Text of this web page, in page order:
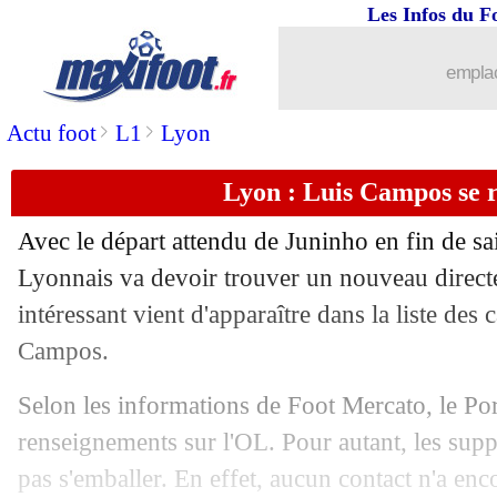
Actu foot> L1 > Lyon
Les Infos du
Lyon : Luis Campos se
Avec le départ attendu de Juninho en fin de
Lyonnais va devoir trouver un nouveau
intéressant vient d'apparaître dans la liste des
Campos.
Selon les informations de Foot Mercato, le
renseignements sur l'OL. Pour autant, les
pas s'emballer. En effet, aucun contact n'a
Barça: Koeman touchera 10 M€ !
26/11 Milan: Pioli prolonge (officiel)
: Domenech enfonce Sampaoli !
26/11 Juve: Allegri est "désolé"
26/11 PSG: Riolo reprend Leonardo de
26/11
26/11 Dortmund: Håland a une préférence
Barça : Dembélé, Xavi insiste